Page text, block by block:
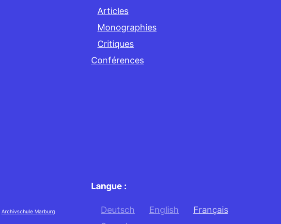
Articles
Monographies
Critiques
Conférences
Archivschule Marburg
Langue :
Deutsch English
Français